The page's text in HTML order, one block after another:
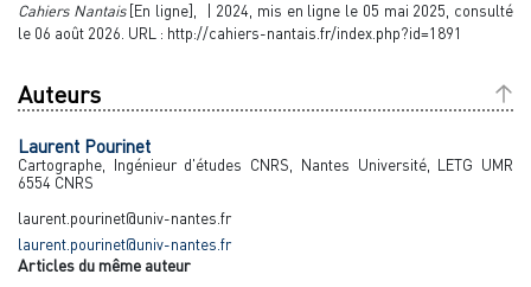
Cahiers Nantais[En ligne], | 2024, mis en ligne le 05 mai 2025, consulté
le 06 août 2026. URL : http://cahiers-nantais.fr/index.php?id=1891
Auteurs
Laurent Pourinet
Cartographe, Ingénieur d'études CNRS, Nantes Université, LETG UMR
6554 CNRS
laurent.pourinet@univ-nantes.fr
laurent.pourinet@univ-nantes.fr
Articles du même auteur